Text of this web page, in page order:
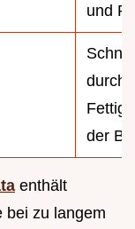
und
durch
der
enthält
bei zu langem